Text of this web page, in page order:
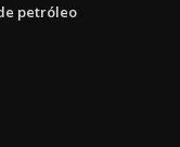
petróleo